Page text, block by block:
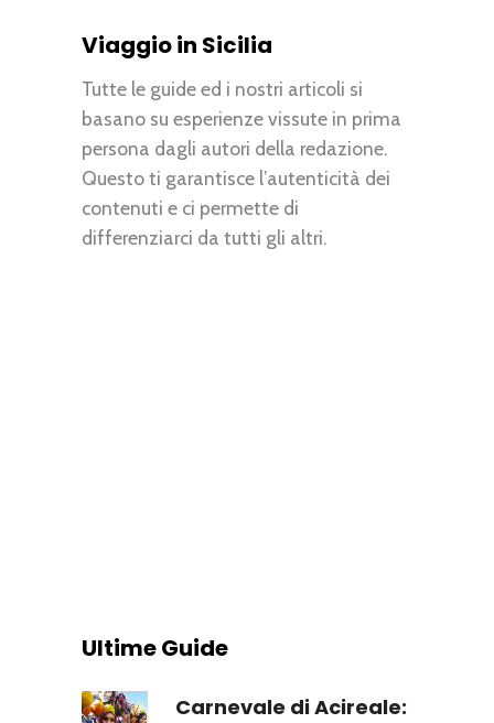
Viaggio in Sicilia
Tutte le guide ed i nostri articoli si
basano su esperienze vissute in prima
persona dagli autori della redazione.
Questo ti garantisce l’autenticità dei
contenuti e ci permette di
differenziarci da tutti gli altri.
Ultime Guide
Carnevale di Acireale: